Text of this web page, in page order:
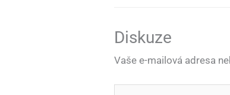
Diskuze
Vaše e-mailová adresa